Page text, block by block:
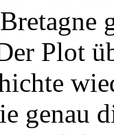
Plot
genau